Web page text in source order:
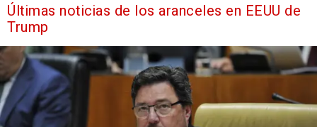
Últimas noticias de los aranceles en EEUU de
Trump